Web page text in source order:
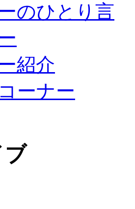
のひとり言
紹介
ーナー
ブ